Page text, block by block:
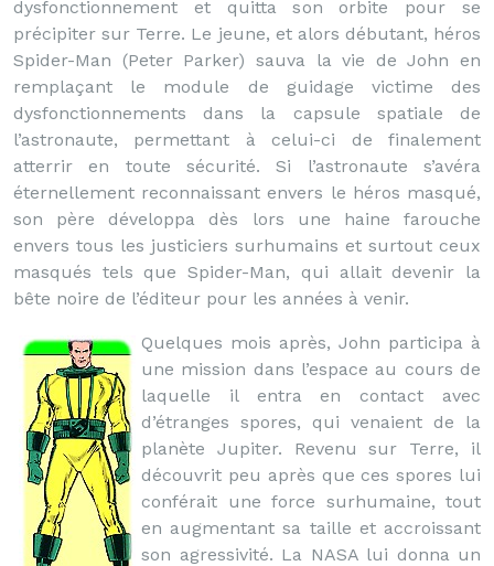
dysfonctionnement et quitta son orbite pour se
précipiter sur Terre. Le jeune, et alors débutant, héros
Spider-Man (Peter Parker) sauva la vie de John en
remplaçant le module de guidage victime des
dysfonctionnements dans la capsule spatiale de
l’astronaute, permettant à celui-ci de finalement
atterrir en toute sécurité. Si l’astronaute s’avéra
éternellement reconnaissant envers le héros masqué,
son père développa dès lors une haine farouche
envers tous les justiciers surhumains et surtout ceux
masqués tels que Spider-Man, qui allait devenir la
bête noire de l’éditeur pour les années à venir.
Quelques mois après, John participa à
une mission dans l’espace au cours de
laquelle il entra en contact avec
d’étranges spores, qui venaient de la
planète Jupiter. Revenu sur Terre, il
découvrit peu après que ces spores lui
conférait une force surhumaine, tout
en augmentant sa taille et accroissant
son agressivité. La NASA lui donna un